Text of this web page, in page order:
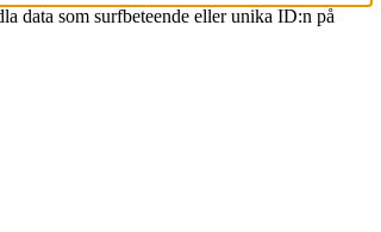
data som surfbeteende eller unika ID:n på